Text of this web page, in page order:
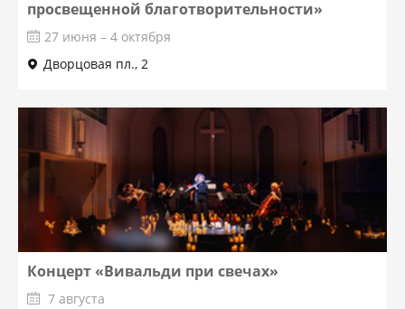
просвещенной благотворительности»
27 июня – 4 октября
Дворцовая пл., 2
Концерт «Вивальди при свечах»
7 августа